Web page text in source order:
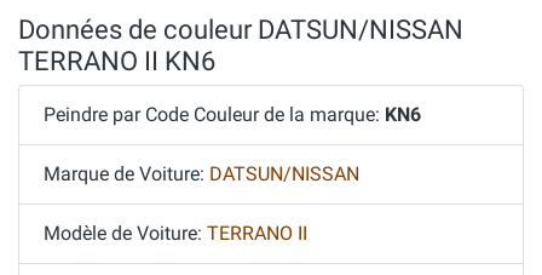
Données de couleur DATSUN/NISSAN
TERRANO II KN6
Peindre par Code Couleur de la marque: KN6
Marque de Voiture: DATSUN/NISSAN
Modèle de Voiture: TERRANO II